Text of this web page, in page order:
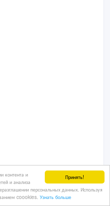
Принять!
контента и
и анализа
персональных данных. Используя
coookies. Узнать больше